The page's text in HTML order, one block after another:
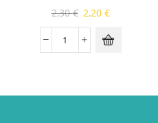
2,30€ 2,20 €